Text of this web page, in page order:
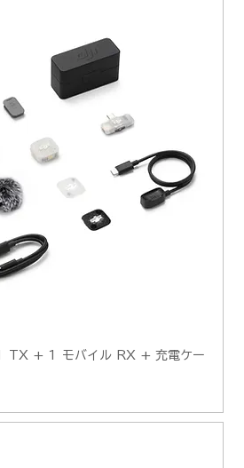
+ 1 モバイル RX + 充電ケー